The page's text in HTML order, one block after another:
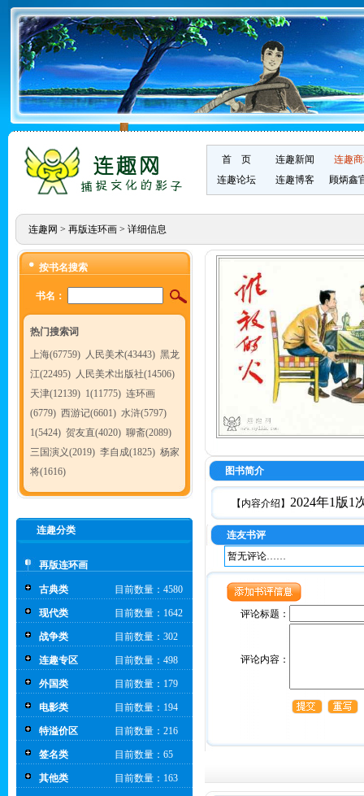
首 页 连趣新闻
连趣
连趣论坛
连趣博客 顾炳鑫
连趣网 > 再版连环画> 详细信息
按书名搜索
书名：
热门搜索词
上海(67759) 人民美术(43443) 黑龙
江(22495) 人民美术出版社(14506)
天津(12139) 1(11775) 连环画
(6779) 西游记(6601) 水浒(5797)
1(5424) 贺友直(4020) 聊斋(2089)
三国演义(2019) 李自成(1825) 杨家
将(1616)
连趣分类
再版连环画
古典类 目前数量：4580
现代类 目前数量：1642
战争类 目前数量：302
连趣专区 目前数量：498
外国类 目前数量：179
电影类 目前数量：194
特溢价区 目前数量：216
签名类 目前数量：65
其他类 目前数量：163
图书简介
【内容介绍】 2024年1版1
连友书评
暂无评论……
评论标题：
评论内容：